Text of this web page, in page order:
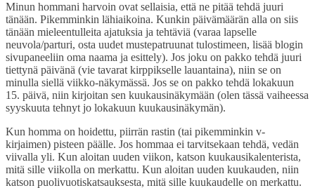
Minun hommani harvoin ovat sellaisia, että ne pitää tehdä juuri
tänään. Pikemminkin lähiaikoina. Kunkin päivämäärän alla on siis
tänään mieleentulleita ajatuksia ja tehtäviä (varaa lapselle
neuvola/parturi, osta uudet mustepatruunat tulostimeen, lisää blogin
sivupaneeliin oma naama ja esittely). Jos joku on pakko tehdä juuri
tiettynä päivänä (vie tavarat kirppikselle lauantaina), niin se on
minulla siellä viikko-näkymässä. Jos se on pakko tehdä lokakuun
15. päivä, niin kirjoitan sen kuukausinäkymään (olen tässä vaiheessa
syyskuuta tehnyt jo lokakuun kuukausinäkymän).
Kun homma on hoidettu, piirrän rastin (tai pikemminkin v-
kirjaimen) pisteen päälle. Jos hommaa ei tarvitsekaan tehdä, vedän
viivalla yli. Kun aloitan uuden viikon, katson kuukausikalenterista,
mitä sille viikolla on merkattu. Kun aloitan uuden kuukauden, niin
katson puolivuotiskatsauksesta, mitä sille kuukaudelle on merkattu.